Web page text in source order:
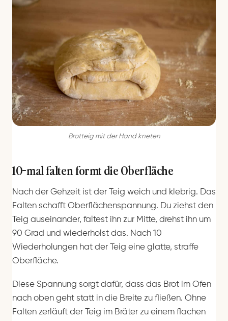
Brotteig mit der Hand kneten
10-mal falten formt die Oberfläche
Nach der Gehzeit ist der Teig weich und klebrig. Das
Falten schafft Oberflächenspannung. Du ziehst den
Teig auseinander, faltest ihn zur Mitte, drehst ihn um
90 Grad und wiederholst das. Nach 10
Wiederholungen hat der Teig eine glatte, straffe
Oberfläche.
Diese Spannung sorgt dafür, dass das Brot im Ofen
nach oben geht statt in die Breite zu fließen. Ohne
Falten zerläuft der Teig im Bräter zu einem flachen